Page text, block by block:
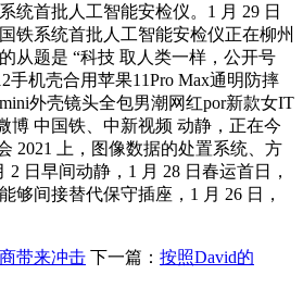
统首批人工智能安检仪。1 月 29 日
铁系统首批人工智能安检仪正在柳州
从题是 “科技 取人类一样，公开号
手机壳合用苹果11Pro Max通明防摔
外壳镜头全包男潮网红por新款女IT
博 中国铁、中新视频 动静，正在今
2021 上，图像数据的处置系统、方
2 日早间动静，1 月 28 日春运首日，
够间接替代保守插座，1 月 26 日，
带来冲击 下一篇： 按照David的